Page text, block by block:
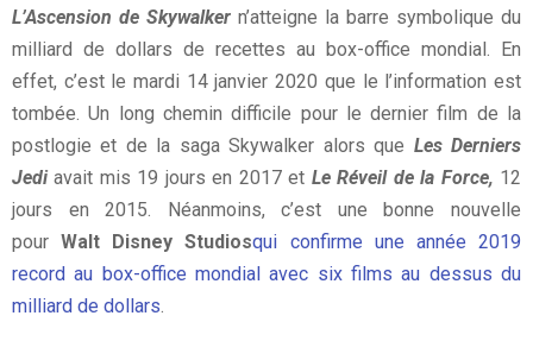
L’Ascension de Skywalker n’atteigne la barre symbolique du
milliard de dollars de recettes au box-office mondial. En
effet, c’est le mardi 14 janvier 2020 que le l’information est
tombée. Un long chemin difficile pour le dernier film de la
postlogie et de la saga Skywalker alors que Les Derniers
Jediavait mis 19 jours en 2017 et Le Réveil de la Force, 12
jours en 2015. Néanmoins, c’est une bonne nouvelle
pourWalt Disney Studiosqui confirme une année 2019
record au box-office mondial avec six films au dessus du
milliard de dollars